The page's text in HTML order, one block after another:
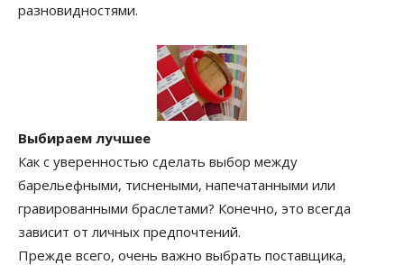
разновидностями.
Выбираем лучшее
Как с уверенностью сделать выбор между
барельефными, тиснеными, напечатанными или
гравированными браслетами? Конечно, это всегда
зависит от личных предпочтений.
Прежде всего, очень важно выбрать поставщика,